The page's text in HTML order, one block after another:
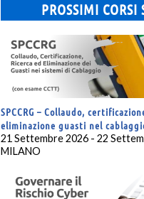
PROSSIMI CORSI
SPCCRG – Collaudo,
eliminazione guasti nel
21 Settembre 2026 - 22
MILANO